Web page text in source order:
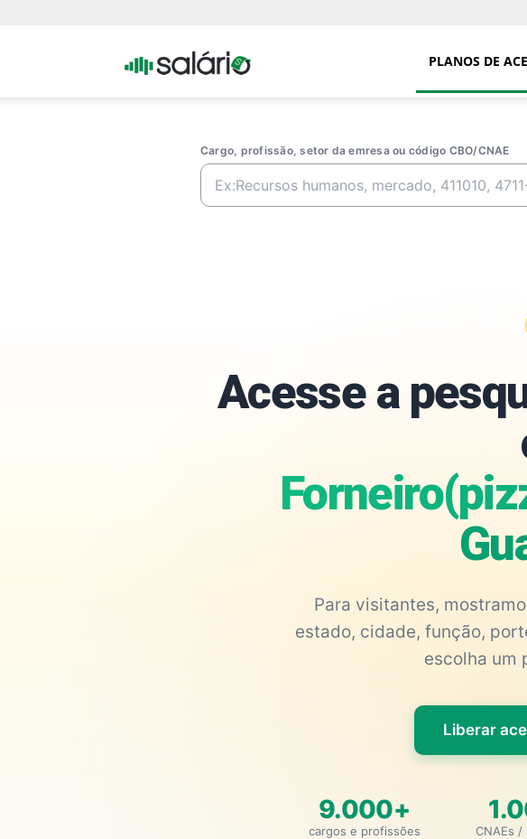
Portal PLANOS DE
Cargo, profissão, setor da emresa ou código CBO/CNAE
Acesse a
Para visitantes,
estado, cidade, função,
escolha um
Liberar
9.000+
cargos e profissões CNAEs /